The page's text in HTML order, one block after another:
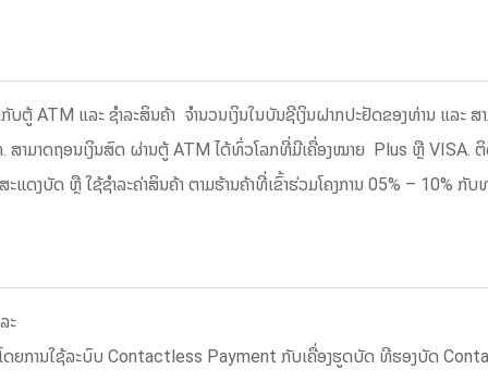
ແລະ ຊຳລະສິນຄ້າ ຈຳນວນເງິນໃນບັນຊີເງິນຝາກປະຢັດຂອງທ່ານ ແລະ ສາ
າມາດຖອນເງິນສົດ ຜ່ານຕູ້ ATM ໄດ້ທົ່ວໂລກທີ່ມີເຄື່ອງໝາຍ Plus ຫຼື VISA. ຕິ
ງບັດ ຫຼື ໃຊ້ຊຳລະຄ່າສິນຄ້າ ຕາມຮ້ານຄ້າທີ່ເຂົ້າຮ່ວມໂຄງການ 05% – 10% ກັບ
ະ
ດຍການໃຊ້ລະບົບ Contactless Payment ກັບເຄື່ອງຮູດບັດ ທີຮອງບັດ